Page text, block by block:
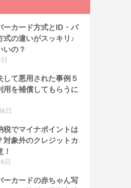
ーカード方式とID・パ
式の違いがスッキリ♪
いの？
して悪用された事例５
用を補償してもらうに
日
税でマイナポイントは
対象外のクレジットカ
日
ーカードの赤ちゃん写